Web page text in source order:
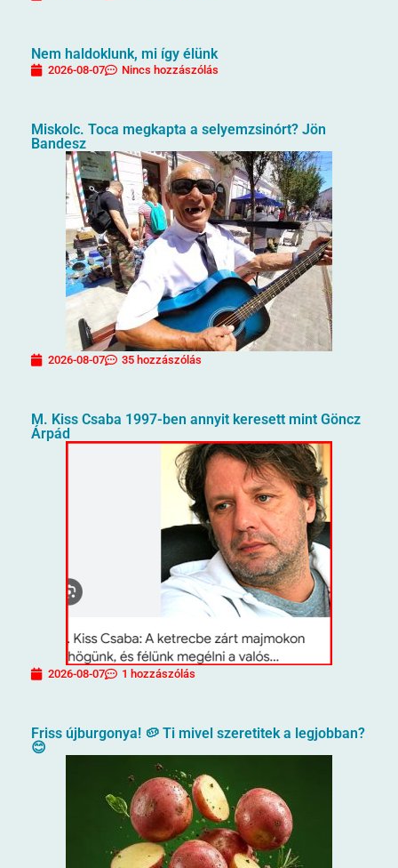
Nem haldoklunk, mi így élünk
2026-08-07 Nincs hozzászólás
Miskolc. Toca megkapta a selyemzsinórt? Jön
Bandesz
2026-08-07 35 hozzászólás
M. Kiss Csaba 1997-ben annyit keresett mint Göncz
Árpád
2026-08-07 1 hozzászólás
Friss újburgonya! 🥔 Ti mivel szeretitek a legjobban?
😊